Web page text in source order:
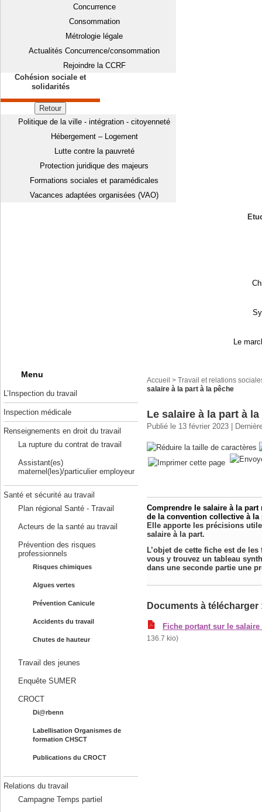
Concurrence
Consommation
Métrologie légale
Actualités Concurrence/consommation
Rejoindre la CCRF
Cohésion sociale et
solidarités
Retour
Politique de la ville - intégration - citoyenneté
Hébergement – Logement
Lutte contre la pauvreté
Protection juridique des majeurs
Formations sociales et paramédicales
Vacances adaptées organisées (VAO)
Le
Menu
L’Inspection du travail
Inspection médicale
Renseignements en droit du travail
La rupture du contrat de travail
Assistant(es)
maternel(les)/particulier employeur
Santé et sécurité au travail
Plan régional Santé - Travail
Acteurs de la santé au travail
Prévention des risques
professionnels
Risques chimiques
Algues vertes
Prévention Canicule
Accidents du travail
Chutes de hauteur
Travail des jeunes
Enquête SUMER
CROCT
Di@rbenn
Labellisation Organismes de
formation CHSCT
Publications du CROCT
Relations du travail
Campagne Temps partiel
Accueil > Travail et relations
salaire à la part à la pêche
Le salaire à la part à la
Publié le 13 février 2023 |
Comprendre le salaire à la
de la convention collective à la
Elle apporte les précisions
salaire à la part.
L’objet de cette fiche est de
vous y trouvez un tableau
dans une seconde partie une
Documents à télécharger
Fiche portant sur le
136.7 kio)